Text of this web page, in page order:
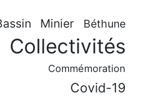
Minier Béthune
Collectivités
Commémoration
Covid-19